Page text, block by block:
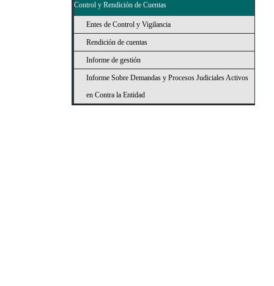
Control y Rendición de Cuentas
Entes de Control y Vigilancia
Rendición de cuentas
Informe de gestión
Informe Sobre Demandas y Procesos Judiciales Activos
en Contra la Entidad